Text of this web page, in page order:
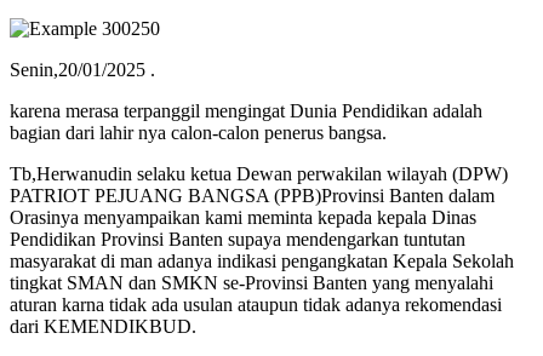
Senin,20/01/2025 .
karena merasa terpanggil mengingat Dunia Pendidikan adalah
bagian dari lahir nya calon-calon penerus bangsa.
Tb,Herwanudin selaku ketua Dewan perwakilan wilayah (DPW)
PATRIOT PEJUANG BANGSA (PPB)Provinsi Banten dalam
Orasinya menyampaikan kami meminta kepada kepala Dinas
Pendidikan Provinsi Banten supaya mendengarkan tuntutan
masyarakat di man adanya indikasi pengangkatan Kepala Sekolah
tingkat SMAN dan SMKN se-Provinsi Banten yang menyalahi
aturan karna tidak ada usulan ataupun tidak adanya rekomendasi
dari KEMENDIKBUD.